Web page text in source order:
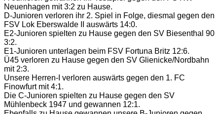
Neuenhagen mit 3:2 zu Hause.
D-Junioren verloren ihr 2. Spiel in Folge, diesmal gegen den
FSV Lok Eberswalde II auswärts 14:0.
E2-Junioren spielten zu Hause gegen den SV Biesenthal 90
3:2.
E1-Junioren unterlagen beim FSV Fortuna Britz 12:6.
Ü45 verloren zu Hause gegen den SV Glienicke/Nordbahn
mit 2:3.
Unsere Herren-I verloren auswärts gegen den 1. FC
Finowfurt mit 4:1.
Die C-Junioren spielten zu Hause gegen den SV
Mühlenbeck 1947 und gewannen 12:1.